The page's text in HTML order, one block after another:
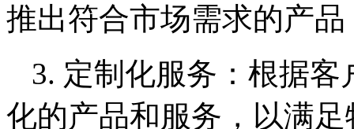
推出符合市场需求的产
3. 定制化服务：根据
化的产品和服务，以满